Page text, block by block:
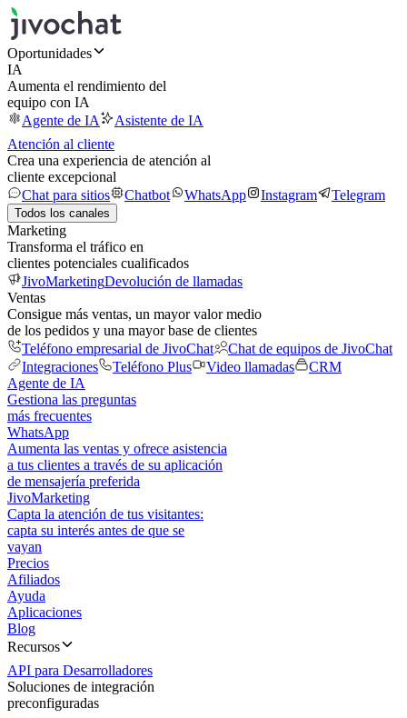
Oportunidades
IA
Aumenta el rendimiento del
equipo con IA
Agente de IA
Asistente de IA
Atención al cliente
Crea una experiencia de atención al
cliente excepcional
Chat para sitios
Chatbot WhatsApp Instagram Telegram
Todos los canales
Marketing
Transforma el tráfico en
clientes potenciales cualificados
JivoMarketingDevolución de llamadas
Ventas
Consigue más ventas, un mayor valor medio
de los pedidos y una mayor base de clientes
Teléfono empresarial de JivoChat
Chat de equipos de JivoChat
Integraciones
Teléfono Plus Video llamadas
CRM
Agente de IA
Gestiona las preguntas
más frecuentes
WhatsApp
Aumenta las ventas y ofrece asistencia
a tus clientes a través de su aplicación
de mensajería preferida
JivoMarketing
Capta la atención de tus visitantes:
capta su interés antes de que se
vayan
Precios
Afiliados
Ayuda
Aplicaciones
Blog
Recursos
API para Desarrolladores
Soluciones de integración
preconfiguradas